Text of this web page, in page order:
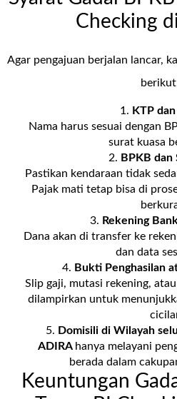
Checking di
Agar pengajuan berjalan lancar,
KTP
Nama harus sesuai dengan
surat kuasa
BPKB dan
Pastikan kendaraan tidak
Pajak mati tetap bisa di
Rekening
Dana akan di transfer ke
dan data
Bukti Penghasilan
Slip gaji, mutasi rekening,
dilampirkan untuk
Domisili di Wilayah
ADIRA hanya melayani
berada dalam
Keuntungan